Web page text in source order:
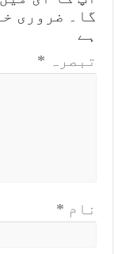
گا۔
ضروری
ہے
تبصرہ *
نام *